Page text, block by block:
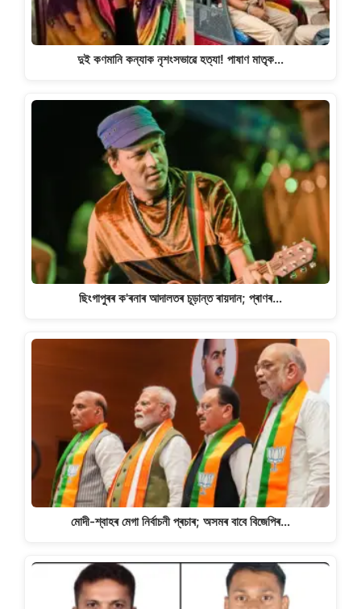
দুই কণমানি কন্যাক নৃশংসভাৱে হত্যা! পাষাণ মাতৃক…
ছিংগাপুৰৰ ক'ৰনাৰ আদালতৰ চূড়ান্ত ৰায়দান; প্ৰাণৰ…
মোদী-শ্বাহৰ মেগা নিৰ্বাচনী প্ৰচাৰ; অসমৰ বাবে বিজেপিৰ…